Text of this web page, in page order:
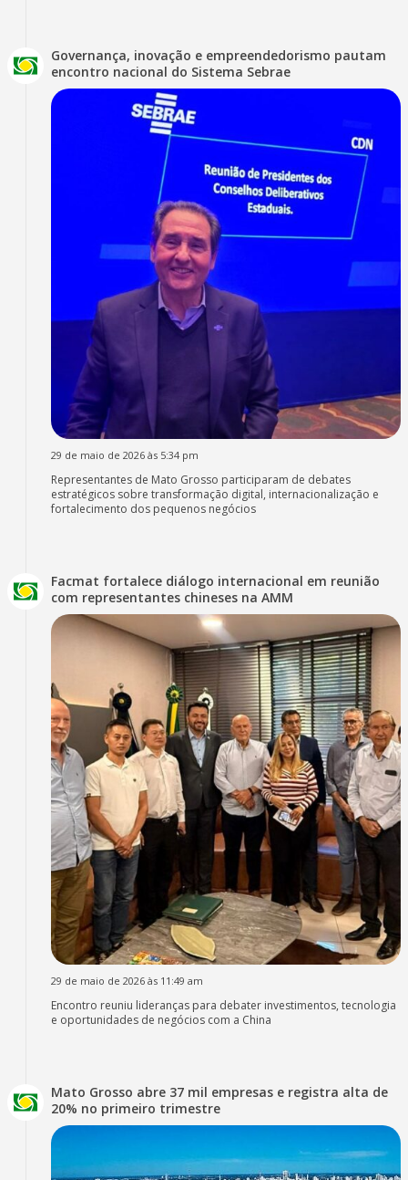
Governança, inovação e empreendedorismo pautam
encontro nacional do Sistema Sebrae
29 de maio de 2026 às 5:34 pm
Representantes de Mato Grosso participaram de debates
estratégicos sobre transformação digital, internacionalização e
fortalecimento dos pequenos negócios
Facmat fortalece diálogo internacional em reunião
com representantes chineses na AMM
29 de maio de 2026 às 11:49 am
Encontro reuniu lideranças para debater investimentos, tecnologia
e oportunidades de negócios com a China
Mato Grosso abre 37 mil empresas e registra alta de
20% no primeiro trimestre